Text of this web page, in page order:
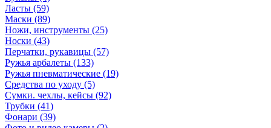
Ласты (59)
Маски (89)
Ножи, инструменты (25)
Носки (43)
Перчатки, рукавицы (57)
Ружья арбалеты (133)
Ружья пневматические (19)
Средства по уходу (5)
Сумки. чехлы, кейсы (92)
Трубки (41)
Фонари (39)